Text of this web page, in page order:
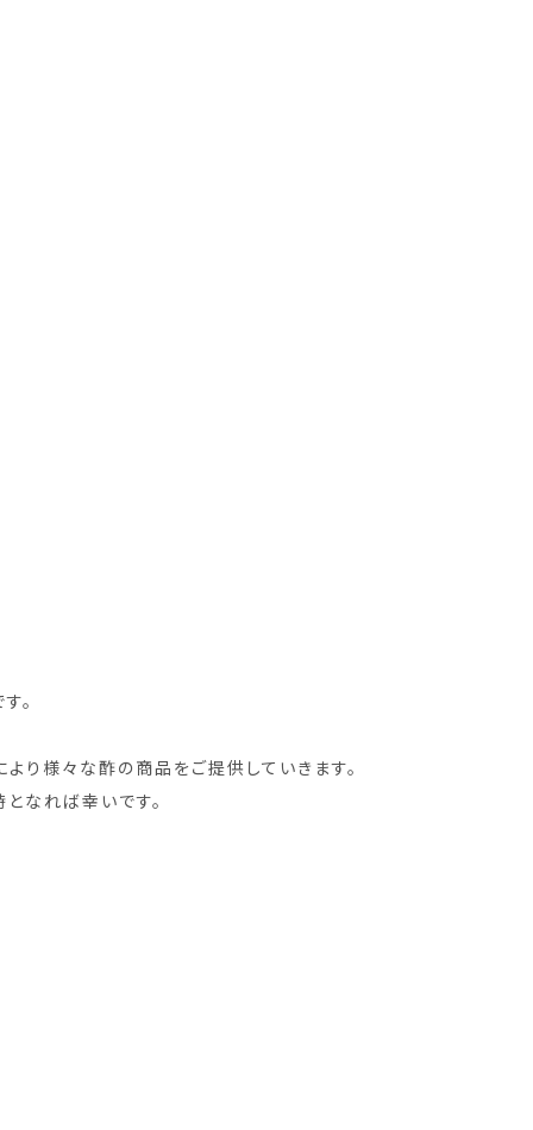
。
り様々な酢の商品をご提供していきます。
なれば幸いです。